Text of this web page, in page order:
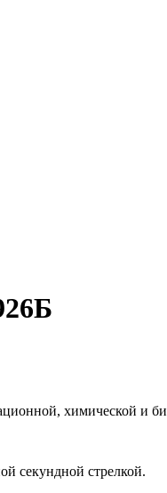
химической и
секундной стрелкой.